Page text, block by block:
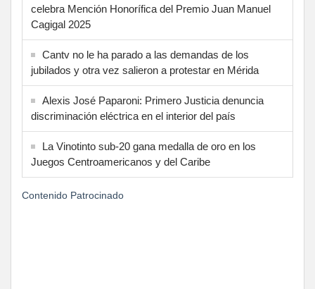
celebra Mención Honorífica del Premio Juan Manuel
Cagigal 2025
Cantv no le ha parado a las demandas de los
jubilados y otra vez salieron a protestar en Mérida
Alexis José Paparoni: Primero Justicia denuncia
discriminación eléctrica en el interior del país
La Vinotinto sub-20 gana medalla de oro en los
Juegos Centroamericanos y del Caribe
Contenido Patrocinado